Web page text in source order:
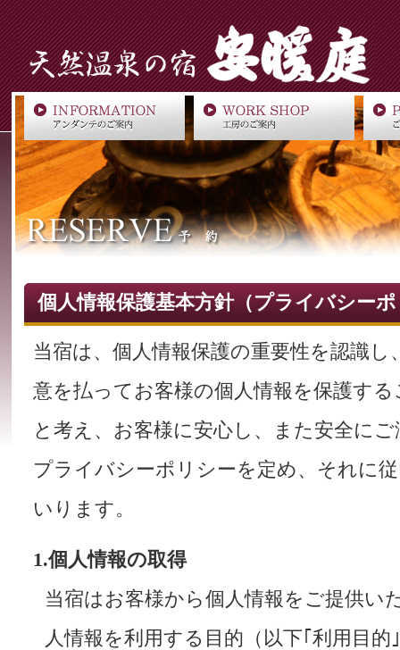
個人情報保護基本方針（プライバシー
当宿は、個人情報保護の重要性を認識し
意を払ってお客様の個人情報を保護す
と考え、お客様に安心し、また安全に
プライバシーポリシーを定め、それに
いります。
1.個人情報の取得
当宿はお客様から個人情報をご提供い
人情報を利用する目的（以下｢利用目